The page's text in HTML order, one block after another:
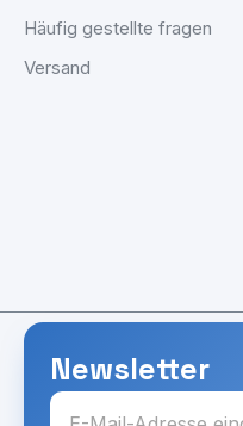
Häufig gestellte fragen
Versand
Newsletter